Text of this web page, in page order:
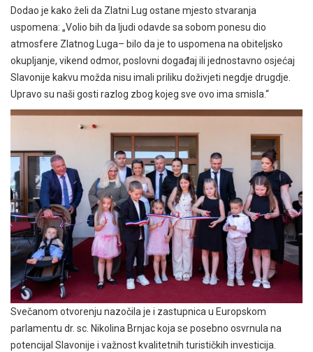
Dodao je kako želi da Zlatni Lug ostane mjesto stvaranja
uspomena: „Volio bih da ljudi odavde sa sobom ponesu dio
atmosfere Zlatnog Luga– bilo da je to uspomena na obiteljsko
okupljanje, vikend odmor, poslovni događaj ili jednostavno osjećaj
Slavonije kakvu možda nisu imali priliku doživjeti negdje drugdje.
Upravo su naši gosti razlog zbog kojeg sve ovo ima smisla.“
Svečanom otvorenju nazočila je i zastupnica u Europskom
parlamentu dr. sc. Nikolina Brnjac koja se posebno osvrnula na
potencijal Slavonije i važnost kvalitetnih turističkih investicija.